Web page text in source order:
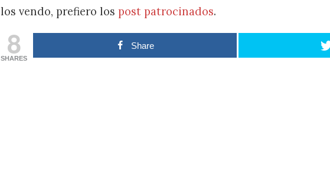
los vendo, prefiero los post patrocinados.
8
SHARES
Share